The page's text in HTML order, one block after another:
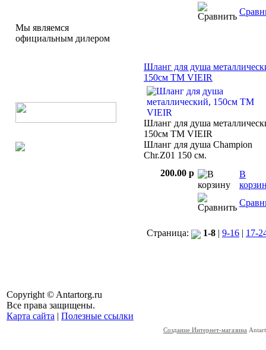
Мы являемся
официальным дилером
Шланг для душа
150см TM VIEIR
Шланг для душа
150см TM VIEIR
Шланг для душа Champion
Chr.Z01 150 см.
200.00 p
В
Страница: 1-8 | 9-16 | 17-
Copyright © Antartorg.ru
Все права защищены.
Карта сайта | Полезные ссылки
Создание Интернет-магазина